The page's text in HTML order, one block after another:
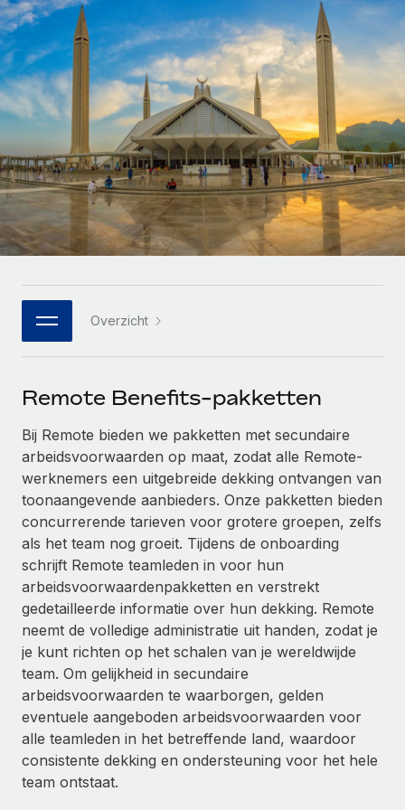
Zzp'ers internationaal onboarden en beheren
PEO
Ingewikkelde HR-taken eenvoudig uitbesteden
INFRASTRUCTUUR
Remote Embedded
HR naadloos in workflows integreren
Platform
Ingebouwde essentiële HR-functies voor je team
Integraties
Vraag een expert
Krijg hulp van global HR- en juridische experts
Achtergrondonderzoek
Vereenvoudig het screeningsproces van
kandidaten
Compliance Watchtower
Blijf compliance-risico's voor
Apparaatbeheer
Lever en track wereldwijd IT-middelen
Entiteiten oprichten
Stel snel compliant entiteiten op
Mobiliteit en overplaatsing
GROEIFASE
Start-ups
Flexibele global HR en payroll solutions voor groeiende
bedrijven
Mid-market
Teams uitbreiden met HR solutions op maat
Enterprise
Global HR voor grote bedrijven
WERK MET ONS SAMEN
Strategische technologiepartners
Een partner worden
Ontdek hoe je met ons kunt samenwerken
Binnenkort beschikbaar
Integraties en advies over AI-automatiseringen
CASESTUDY'S
Betalingscalculator voor zzp'ers
Ontdek valuta-opties en betaalsnelheden voor
internationale zzp'ers
LEREN MET REMOTE
Onderzoek en gidsen
Casestudy's
HR-woordenlijst
Checklists en templates
Webinars
Newsroom
Inzicht in salaris en talent
Inzichtencentrum
Support
Alle bronnen bekijken
BLOG
EOR en PEO
Contractor Management
Belastingen
Naar de blog
Nederlands
Français
Deutsch
Español
Italiano
Português (Portugal)
日本語
한국어
Inloggen
Overzicht
Remote Benefits-pakketten
Bij Remote bieden we pakketten met secundaire
arbeidsvoorwaarden op maat, zodat alle Remote-
werknemers een uitgebreide dekking ontvangen van
toonaangevende aanbieders. Onze pakketten bieden
concurrerende tarieven voor grotere groepen, zelfs
als het team nog groeit. Tijdens de onboarding
schrijft Remote teamleden in voor hun
arbeidsvoorwaardenpakketten en verstrekt
gedetailleerde informatie over hun dekking. Remote
neemt de volledige administratie uit handen, zodat je
je kunt richten op het schalen van je wereldwijde
team. Om gelijkheid in secundaire
arbeidsvoorwaarden te waarborgen, gelden
eventuele aangeboden arbeidsvoorwaarden voor
alle teamleden in het betreffende land, waardoor
consistente dekking en ondersteuning voor het hele
team ontstaat.